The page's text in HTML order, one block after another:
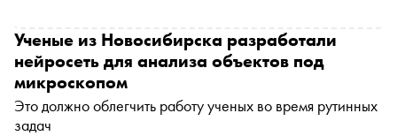
Ученые из Новосибирска разработали
нейросеть для анализа объектов под
микроскопом
Это должно облегчить работу ученых во время рутинных
задач